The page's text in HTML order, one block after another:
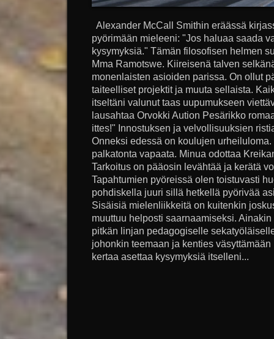
Alexander McCall Smithin eräässä
pyörimään mieleeni: "Jos haluaa saada
kysymyksiä." Tämän filosofisen helmen
Mma Ramotswe. Kiireisenä talven
monenlaisten asioiden parissa. On ollut
taiteelliset projektit ja muuta sellaista.
itseltäni valunut taas uupumukseen
lausahtaa Orvokki Aution Pesärikko
ittes!" Innostuksen ja velvollisuuksien
Onneksi edessä on koulujen
palkatonta vapaata. Minua odottaa
Tarkoitus on pääosin levähtää ja kerätä
Tapahtumien pyöreissä olen toistuvasti
pohdiskella juuri sillä hetkellä pyörivää
Sisäisiä mielenliikkeitä on kuitenkin
muuttuu helposti saarnaamiseksi.
pitkän linjan pedagogiselle
johonkin teemaan ja kenties
kertaa asettaa kysymyksiä itselleni...